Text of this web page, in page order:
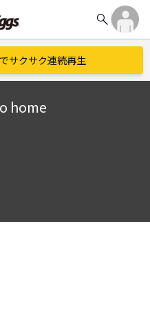
search
サクサク連続再生
home